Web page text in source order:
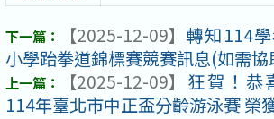
【2025-12-09】 轉知114
小學跆拳道錦標賽競賽訊息(如需協
【2025-12-09】 狂賀！恭
114年臺北市中正盃分齡游泳賽 榮